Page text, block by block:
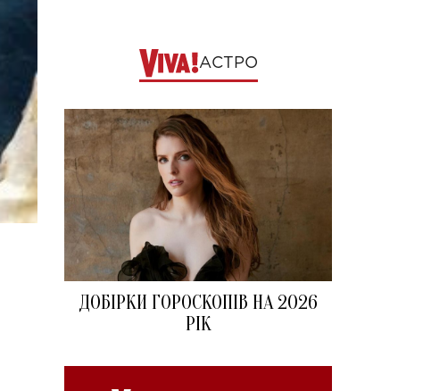
АСТРО
ДОБІРКИ ГОРОСКОПІВ НА 2026
РІК